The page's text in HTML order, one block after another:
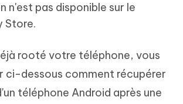
n'est pas disponible sur le
Store.
rooté votre téléphone, vous
ci-dessous comment récupérer
téléphone Android après une